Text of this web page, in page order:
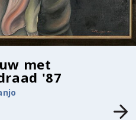
met
'87